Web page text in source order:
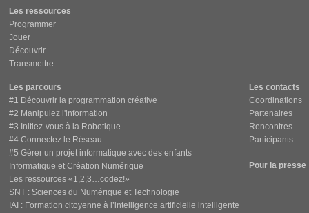
Les ressources
Programmer
Jouer
Découvrir
Transmettre
Les parcours
#1 Découvrir la programmation créative
#2 Manipulez l'information
#3 Initiez-vous à la Robotique
#4 Connectez le Réseau
#5 Gérer un projet informatique avec des enfants
Informatique et Création Numérique
Les ressources «1,2,3…codez!»
SNT : Sciences du Numérique et Technologie
IAI : Formation citoyenne à l’intelligence artificielle intelligente
Les contacts
Coordinations
Partenaires
Rencontres
Participants
Pour la presse